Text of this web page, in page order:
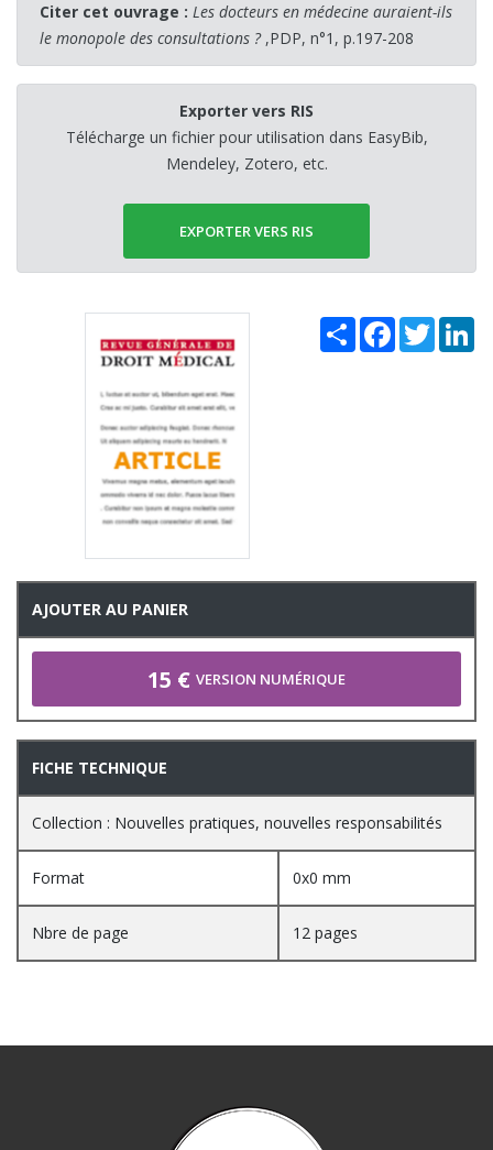
Citer cet ouvrage : Les docteurs en médecine auraient-ils
le monopole des consultations ?,PDP, n°1, p.197-208
Exporter vers RIS
Télécharge un fichier pour utilisation dans EasyBib,
Mendeley, Zotero, etc.
EXPORTER VERS RIS
Share Facebook
Twitter
AJOUTER AU PANIER
15 € VERSION NUMÉRIQUE
FICHE TECHNIQUE
Collection : Nouvelles pratiques, nouvelles responsabilités
Format 0x0 mm
Nbre de page 12 pages